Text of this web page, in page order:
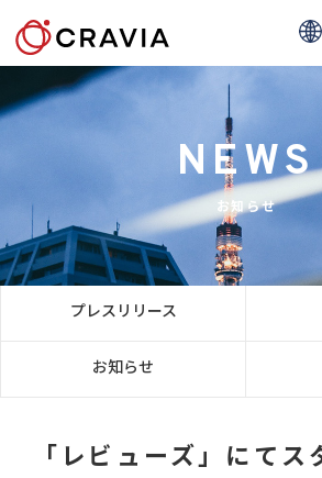
NEWS
お知らせ
プレスリリース
お知らせ
「レビューズ」にてス